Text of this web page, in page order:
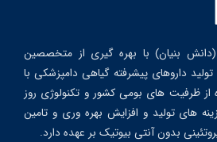
بنیان) با بهره گیری از متخصصین
داروهای پیشرفته گیاهی دامپزشکی با
از ظرفیت های بومی کشور و تکنولوژی روز
های تولید و افزایش بهره وری و تامین
بدون آنتی بیوتیک بر عهده دارد.